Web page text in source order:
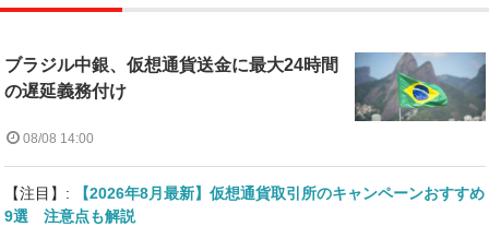
ブラジル中銀、仮想通貨送金に最大24時間
の遅延義務付け
08/08 14:00
【注目】:
【2026年8月最新】仮想通貨取引所のキャンペーンおすすめ
9選 注意点も解説